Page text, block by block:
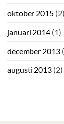
oktober 2015 (2)
januari 2014 (1)
december 2013
augusti 2013 (2)